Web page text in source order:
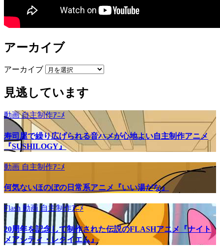
アーカイブ
アーカイブ
見逃しています
動画自主制作ｱﾆﾒ
寿司屋で繰り広げられる音ハメが心地よい自主制作アニメ
『SUSHILOGY』
動画 自主制作ｱﾆﾒ
何気ないほのぼの日常系アニメ『いい湯だな』
Flash 動画自主制作ｱﾆﾒ
20周年を記念して制作された伝説のFLASHアニメ『ナイト
メアシティ・レクイエム』